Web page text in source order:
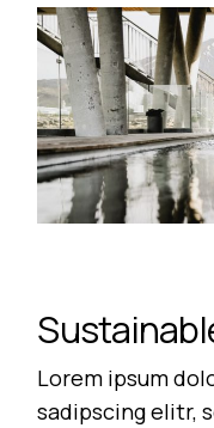
Lorem ipsum
sadipscing elitr,